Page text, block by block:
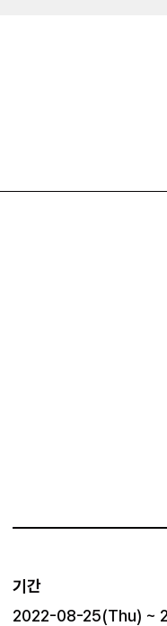
기간
2022-08-25(Thu) ~